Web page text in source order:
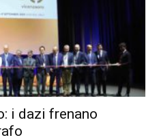
i dazi frenano